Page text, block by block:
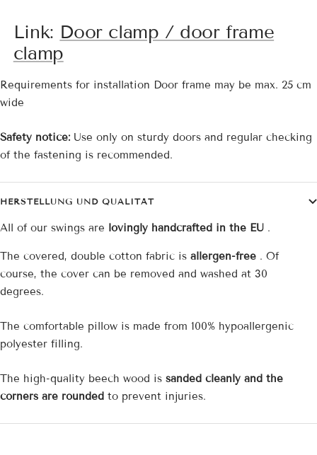
Link: Door clamp / door frame
clamp
Requirements for installation Door frame may be max. 25 cm
wide
Safety notice: Use only on sturdy doors and regular checking
of the fastening is recommended.
HERSTELLUNG UND QUALITÄT
All of our swings are lovingly handcrafted in the EU .
The covered, double cotton fabric is allergen-free . Of
course, the cover can be removed and washed at 30
degrees.
The comfortable pillow is made from 100% hypoallergenic
polyester filling.
The high-quality beech wood is sanded cleanly and the
corners are rounded to prevent injuries.